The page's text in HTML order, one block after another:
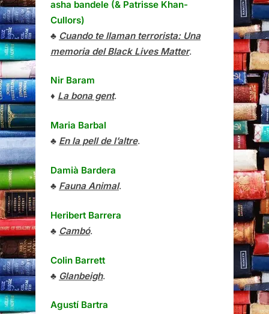
asha bandele (& Patrisse Khan-
Cullors)
♣ Cuando te llaman terrorista: Una
memoria del Black Lives Matter.
Nir Baram
♦ La bona gent.
Maria Barbal
♣ En la pell de l’altre.
Damià Bardera
♣ Fauna Animal.
Heribert Barrera
♣ Cambó.
Colin Barrett
♣ Glanbeigh.
Agustí Bartra